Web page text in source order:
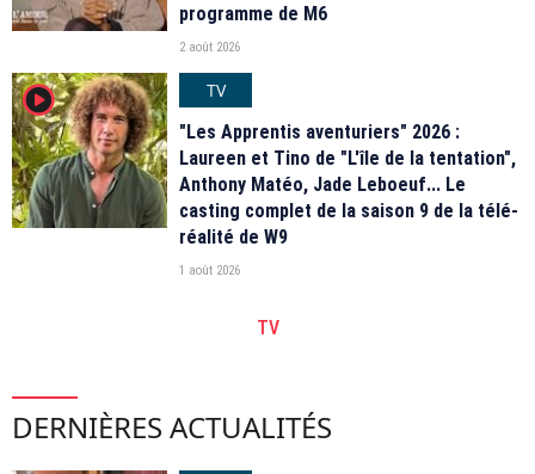
programme de M6
2 août 2026
player2
TV
"Les Apprentis aventuriers" 2026 :
Laureen et Tino de "L'île de la tentation",
Anthony Matéo, Jade Leboeuf... Le
casting complet de la saison 9 de la télé-
réalité de W9
1 août 2026
TV
DERNIÈRES ACTUALITÉS